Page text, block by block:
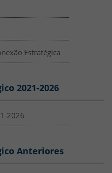
Estratégica
2021-2026
2026
Anteriores